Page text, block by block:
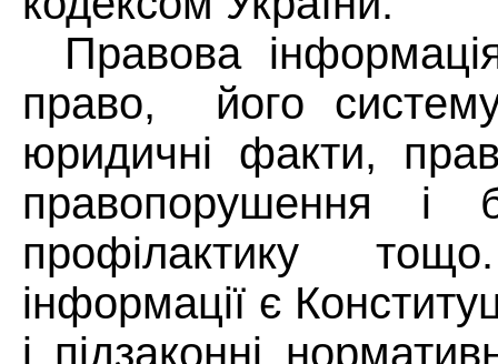
Правова
право,
його
юридичні факти,
правопорушення
профілактику
інформації є
і підзаконні